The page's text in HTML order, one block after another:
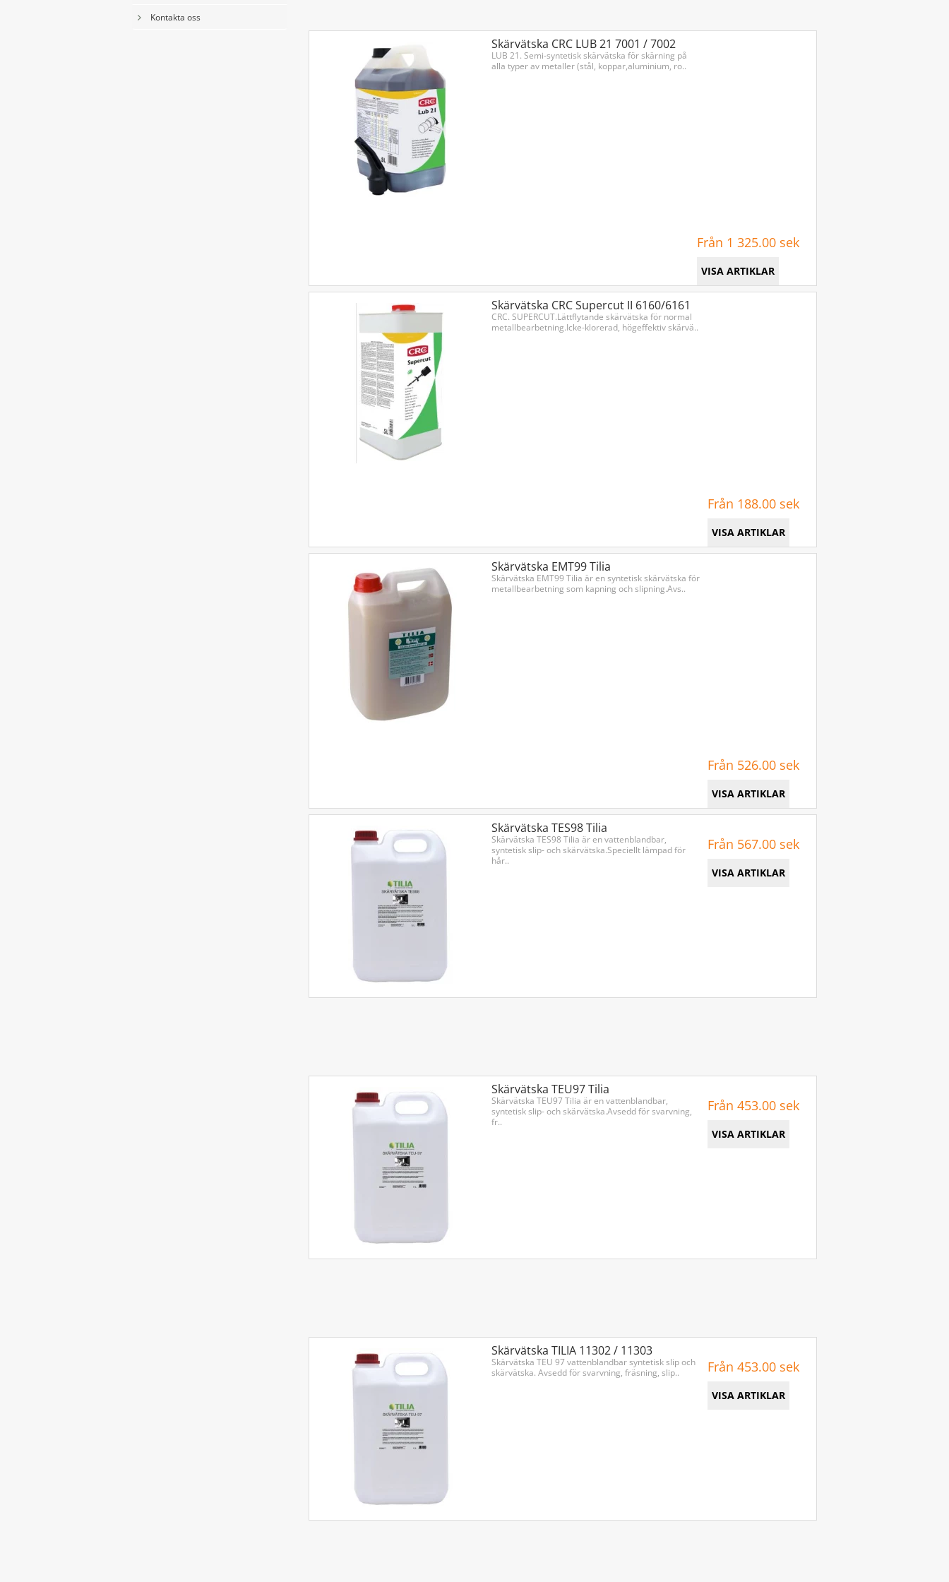
Kontakta oss
för att optimera din metallbearbetning och uppnå bästa möjliga resultat.
Skärvätska CRC LUB 21 7001 / 7002
LUB 21. Semi-syntetisk skärvätska för skärning på
alla typer av metaller (stål, koppar,aluminium, ro..
Från 1 325.00 sek
VISA ARTIKLAR
Skärvätska CRC Supercut II 6160/6161
CRC. SUPERCUT.Lättflytande skärvätska för normal
metallbearbetning.Icke-klorerad, högeffektiv skärvä..
Från 188.00 sek
VISA ARTIKLAR
Skärvätska EMT99 Tilia
Skärvätska EMT99 Tilia är en syntetisk skärvätska för
metallbearbetning som kapning och slipning.Avs..
Från 526.00 sek
VISA ARTIKLAR
Skärvätska TES98 Tilia
Skärvätska TES98 Tilia är en vattenblandbar,
syntetisk slip- och skärvätska.Speciellt lämpad för
hår..
Från 567.00 sek
VISA ARTIKLAR
Skärvätska TEU97 Tilia
Skärvätska TEU97 Tilia är en vattenblandbar,
syntetisk slip- och skärvätska.Avsedd för svarvning,
fr..
Från 453.00 sek
VISA ARTIKLAR
Skärvätska TILIA 11302 / 11303
Skärvätska TEU 97 vattenblandbar syntetisk slip och
skärvätska. Avsedd för svarvning, fräsning, slip..
Från 453.00 sek
VISA ARTIKLAR